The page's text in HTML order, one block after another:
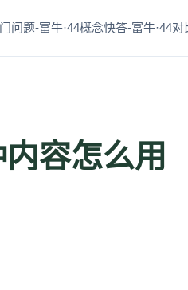
问题-富牛·44概念快答-富牛·44对
容怎么用